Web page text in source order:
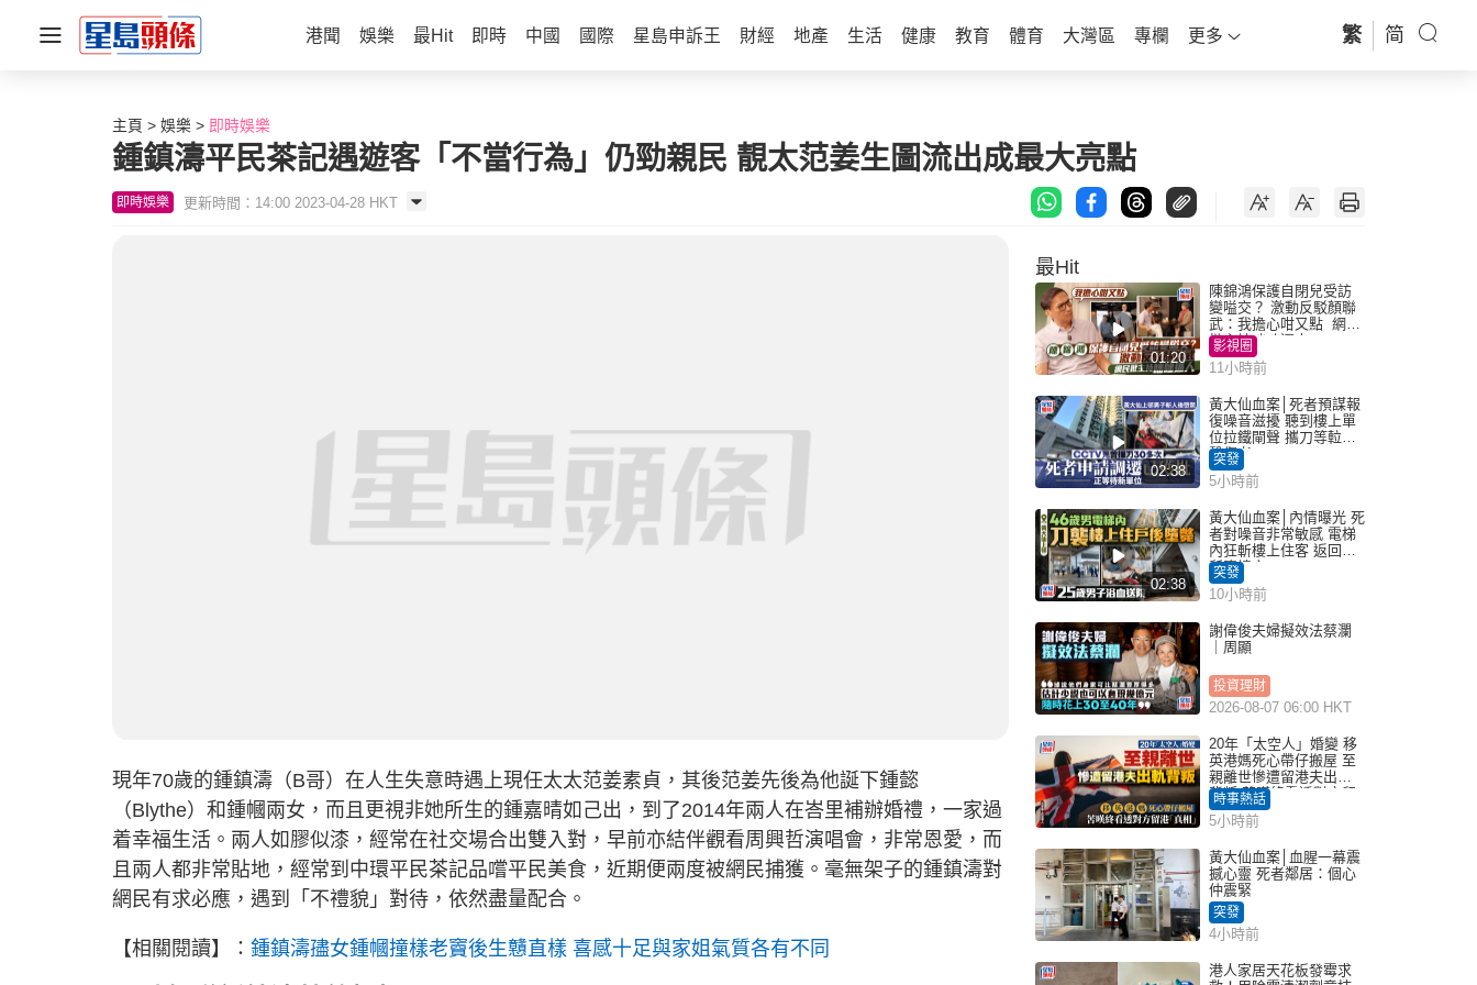
港聞 娛樂 最Hit 即時 中國 國際 星島申訴王 財經 地產 生活 健康 教育 體育 大灣區 專欄 更多 繁 简
主頁 娛樂 即時娛樂
鍾鎮濤平民茶記遇遊客「不當行為」仍勁親民 靚太范姜生圖流出成最大亮點
即時娛樂 更新時間：14:00 2023-04-28 HKT
現年70歲的鍾鎮濤（B哥）在人生失意時遇上現任太太范姜素貞，其後范姜先後為他誕下鍾懿
（Blythe）和鍾幗兩女，而且更視非她所生的鍾嘉晴如己出，到了2014年兩人在峇里補辦婚禮，一家過
着幸福生活。兩人如膠似漆，經常在社交場合出雙入對，早前亦結伴觀看周興哲演唱會，非常恩愛，而
且兩人都非常貼地，經常到中環平民茶記品嚐平民美食，近期便兩度被網民捕獲。毫無架子的鍾鎮濤對
網民有求必應，遇到「不禮貌」對待，依然盡量配合。
【相關閱讀】： 鍾鎮濤孻女鍾幗撞樣老竇後生戇直樣 喜感十足與家姐氣質各有不同
最Hit
01:20
陳錦鴻保護自閉兒受訪
變嗌交？ 激動反駁顏聯
武：我擔心咁又點 網民
批主持咄咄逼人
影視圈
11小時前
02:38
黃大仙血案│死者預謀報
復噪音滋擾 聽到樓上單
位拉鐵閘聲 攜刀等𨋢伏
擊傷者
突發
5小時前
02:38
黃大仙血案│內情曝光 死
者對噪音非常敏感 電梯
內狂斬樓上住客 返回住
所墮樓亡
突發
10小時前
謝偉俊夫婦擬效法蔡瀾
｜周顯
投資理財
2026-08-07 06:00 HKT
20年「太空人」婚變 移
英港媽死心帶仔搬屋 至
親離世慘遭留港夫出軌
背叛 苦嘆終看透對方留
港「真相」｜Juicy叮
時事熱話
5小時前
黃大仙血案│血腥一幕震
撼心靈 死者鄰居：個心
仲震緊
突發
4小時前
港人家居天花板發霉求